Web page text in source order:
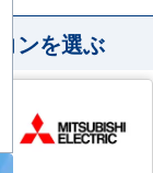
ンを選ぶ